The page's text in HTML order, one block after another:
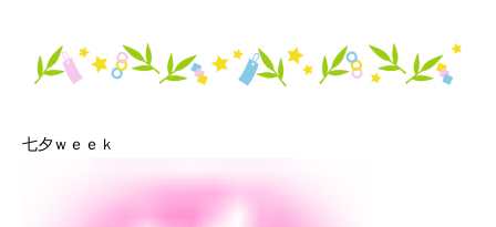
七夕ｗｅｅｋ